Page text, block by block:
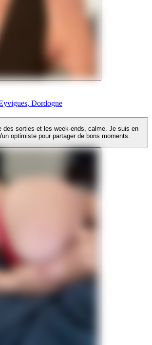
, Dordogne
des sorties et les week-ends, calme. Je suis en
optimiste pour partager de bons moments.